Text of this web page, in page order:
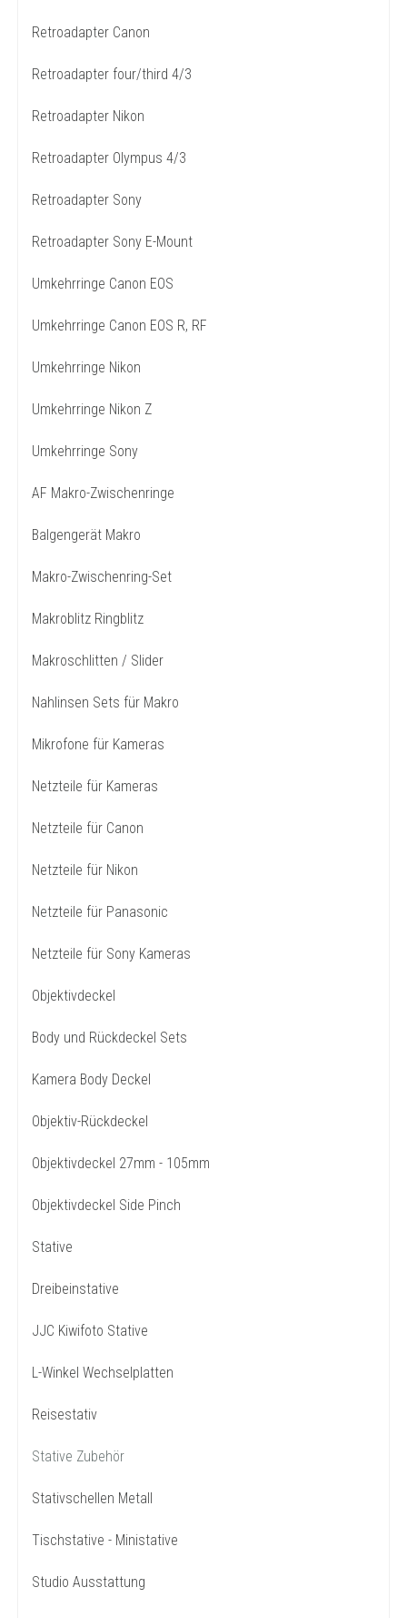
Retroadapter Canon
Retroadapter four/third 4/3
Retroadapter Nikon
Retroadapter Olympus 4/3
Retroadapter Sony
Retroadapter Sony E-Mount
Umkehrringe Canon EOS
Umkehrringe Canon EOS R, RF
Umkehrringe Nikon
Umkehrringe Nikon Z
Umkehrringe Sony
AF Makro-Zwischenringe
Balgengerät Makro
Makro-Zwischenring-Set
Makroblitz Ringblitz
Makroschlitten / Slider
Nahlinsen Sets für Makro
Mikrofone für Kameras
Netzteile für Kameras
Netzteile für Canon
Netzteile für Nikon
Netzteile für Panasonic
Netzteile für Sony Kameras
Objektivdeckel
Body und Rückdeckel Sets
Kamera Body Deckel
Objektiv-Rückdeckel
Objektivdeckel 27mm - 105mm
Objektivdeckel Side Pinch
Stative
Dreibeinstative
JJC Kiwifoto Stative
L-Winkel Wechselplatten
Reisestativ
Stative Zubehör
Stativschellen Metall
Tischstative - Ministative
Studio Ausstattung